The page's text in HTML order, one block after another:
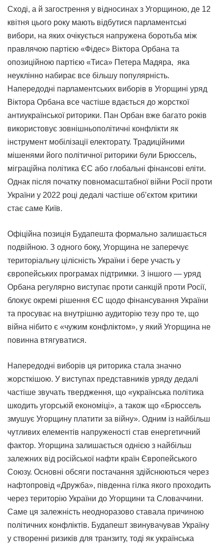
Сході, а й загострення у відносинах з Угорщиною, де 12
квітня цього року мають відбутися парламентські
вибори, на яких очікується напружена боротьба між
правлячою партією «Фідес» Віктора Орбана та
опозиційною партією «Тиса» Петера Мадяра, яка
неуклінно набирає все більшу популярність.
Напередодні парламентських виборів в Угорщині уряд
Віктора Орбана все частіше вдається до жорсткої
антиукраїнської риторики. Пан Орбан вже багато років
використовує зовнішньополітичні конфлікти як
інструмент мобілізації електорату. Традиційними
мішенями його політичної риторики були Брюссель,
міграційна політика ЄС або глобальні фінансові еліти.
Однак після початку повномасштабної війни Росії проти
України у 2022 році дедалі частіше об’єктом критики
стає саме Київ.
Офіційна позиція Будапешта формально залишається
подвійною. З одного боку, Угорщина не заперечує
територіальну цілісність України і бере участь у
європейських програмах підтримки. З іншого — уряд
Орбана регулярно виступає проти санкцій проти Росії,
блокує окремі рішення ЄС щодо фінансування України
та просуває на внутрішню аудиторію тезу про те, що
війна нібито є «чужим конфліктом», у який Угорщина не
повинна втягуватися.
Напередодні виборів ця риторика стала значно
жорсткішою. У виступах представників уряду дедалі
частіше звучать твердження, що «українська політика
шкодить угорській економіці», а також що «Брюссель
змушує Угорщину платити за війну». Одним із найбільш
чутливих елементів напруженості став енергетичний
фактор. Угорщина залишається однією з найбільш
залежних від російської нафти країн Європейського
Союзу. Основні обсяги постачання здійснюються через
нафтопровід «Дружба», південна гілка якого проходить
через територію України до Угорщини та Словаччини.
Саме ця залежність неодноразово ставала причиною
політичних конфліктів. Будапешт звинувачував Україну
у створенні ризиків для транзиту, тоді як українська